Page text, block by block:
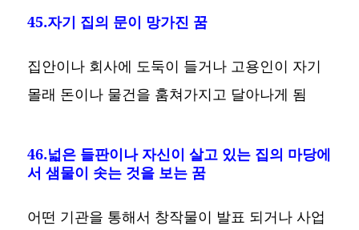
45.자기 집의 문이 망가진 꿈
집안이나 회사에 도둑이 들거나 고용인이 자기
몰래 돈이나 물건을 훔쳐가지고 달아나게 됨
46.넓은 들판이나 자신이 살고 있는 집의 마당에
서 샘물이 솟는 것을 보는 꿈
어떤 기관을 통해서 창작물이 발표 되거나 사업